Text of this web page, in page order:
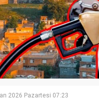
2026 Pazartesi 07:23